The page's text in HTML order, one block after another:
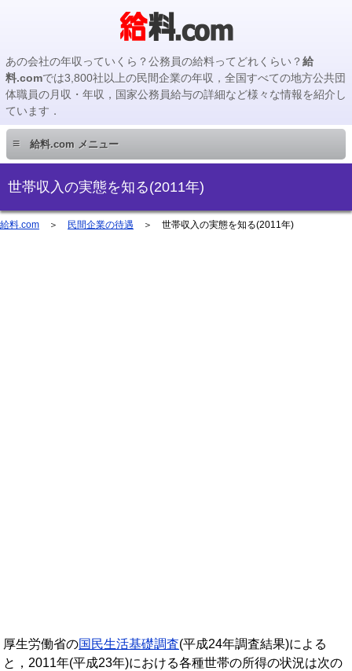
あの会社の年収っていくら？公務員の給料ってどれくらい？給
料.comでは3,800社以上の民間企業の年収，全国すべての地方公共団
体職員の月収・年収，国家公務員給与の詳細など様々な情報を紹介し
ています．
≡ 給料.com メニュー
民間企業編
国家公務員編
世帯収入の実態を知る(2011年)
給料.com ＞ 民間企業の待遇 ＞ 世帯収入の実態を知る(2011年)
厚生労働省の国民生活基礎調査(平成24年調査結果)による
と，2011年(平成23年)における各種世帯の所得の状況は次の